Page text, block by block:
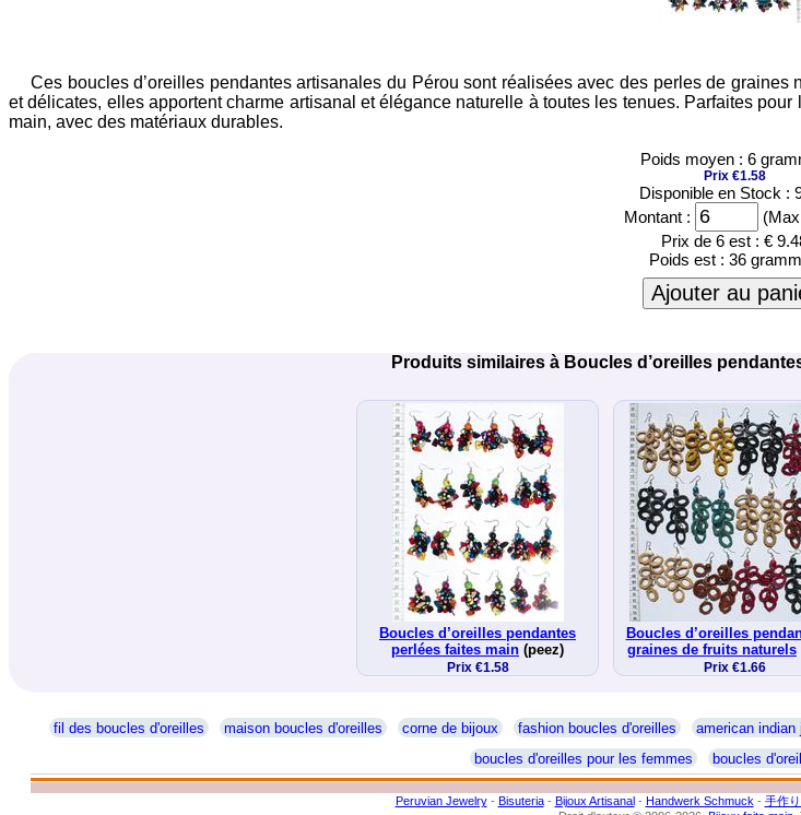
Ces boucles d’oreilles pendantes artisanales du Pérou sont réalisées avec des perles de
et délicates, elles apportent charme artisanal et élégance naturelle à toutes les tenues. Parfaites
main, avec des matériaux durables.
Poids moyen : 6
Prix €1.58
Disponible en Stock :
Montant :
Prix de 6 est : €
Poids est : 36
Ajouter au
Produits similaires à Boucles d’oreilles
Boucles d’oreilles pendantes
perlées faites main (peez)
Prix €1.58
Boucles d’oreilles
graines de fruits naturels
Prix €1.66
fil des boucles d'oreilles maison boucles d'oreilles corne de bijoux fashion boucles d'oreilles american indian
boucles d'oreilles pour les femmes
boucles
Peruvian Jewelry- Bisuteria- Bijoux Artisanal- Handwerk Schmuck - 手作